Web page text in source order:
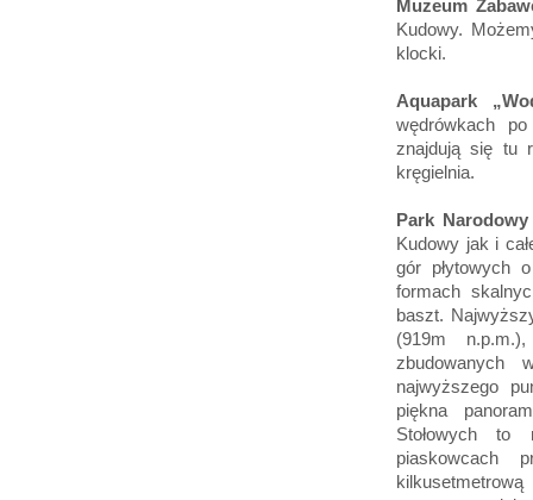
Muzeum
Kudowy.
klocki.
Aquapark
wędrówkach
znajdują się tu
kręgielnia.
Park
Kudowy jak i
gór płytowych
formach
baszt.
(919m
zbudowanych
najwyższego
piękna
Stołowych to
piaskowcach